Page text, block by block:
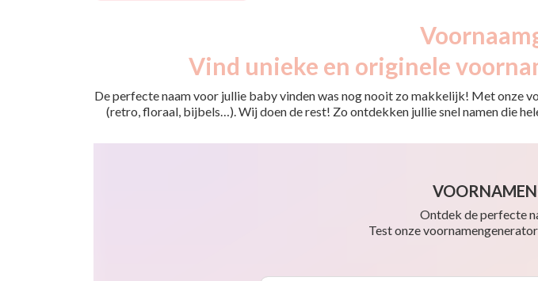
Vind unieke en originele
De perfecte naam voor jullie baby vinden was nog nooit zo makkelijk! Met onze
(retro, floraal, bijbels…). Wij doen de rest! Zo ontdekken jullie snel namen die
Ontdek de perfecte
Test onze